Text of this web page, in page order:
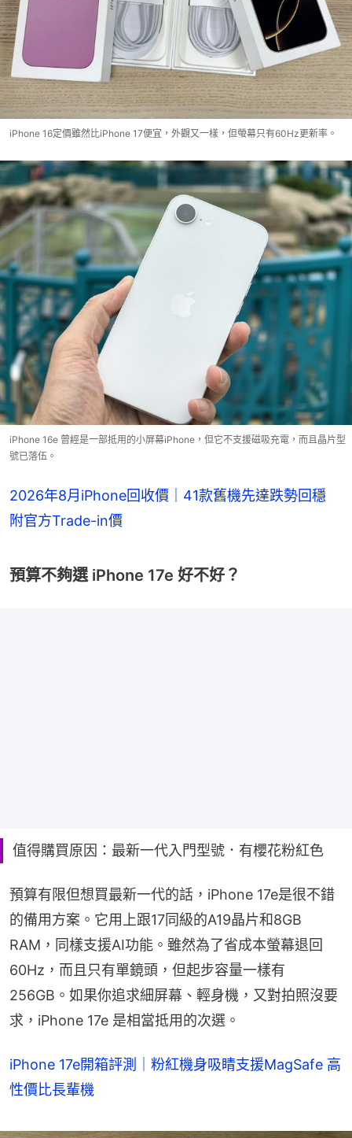
iPhone 16定價雖然比iPhone 17便宜，外觀又一樣，但螢幕只有60Hz更新率。
iPhone 16e 曾經是一部抵用的小屏幕iPhone，但它不支援磁吸充電，而且晶片型
號已落伍。
2026年8月iPhone回收價｜41款舊機先達跌勢回穩
附官方Trade-in價
預算不夠選 iPhone 17e 好不好？
值得購買原因：最新一代入門型號．有櫻花粉紅色
預算有限但想買最新一代的話，iPhone 17e是很不錯
的備用方案。它用上跟17同級的A19晶片和8GB
RAM，同樣支援AI功能。雖然為了省成本螢幕退回
60Hz，而且只有單鏡頭，但起步容量一樣有
256GB。如果你追求細屏幕、輕身機，又對拍照沒要
求，iPhone 17e 是相當抵用的次選。
iPhone 17e開箱評測｜粉紅機身吸睛支援MagSafe 高
性價比長輩機